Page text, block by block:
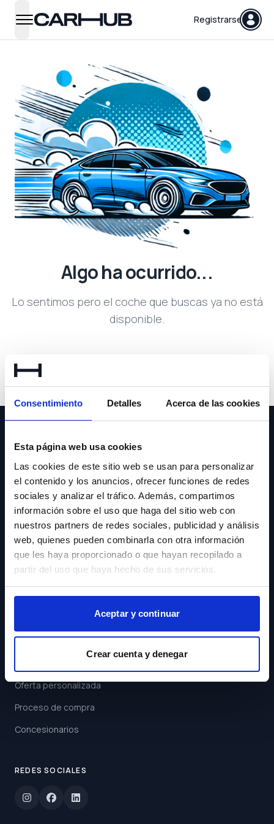
Consentimiento Detalles Acerca de las cookies
Esta página web usa cookies
Las cookies de este sitio web se usan para personalizar
el contenido y los anuncios, ofrecer funciones de redes
sociales y analizar el tráfico. Además, compartimos
información sobre el uso que haga del sitio web con
nuestros partners de redes sociales, publicidad y análisis
web, quienes pueden combinarla con otra información
que les haya proporcionado o que hayan recopilado a
partir del uso que haya hecho de sus servicios.
Aceptar y continuar
Crear cuenta y denegar
open navigation menu
Carhub Registrarse
Algo ha ocurrido...
Lo sentimos pero el coche que buscas ya no está
disponible.
NEWSLETTER
Suscríbete y recibe las últimas novedades y ofertas.
Acepto los
Términos y
Condiciones
Suscribirse
ENLACES
Oferta personalizada
Proceso de compra
Concesionarios
REDES SOCIALES